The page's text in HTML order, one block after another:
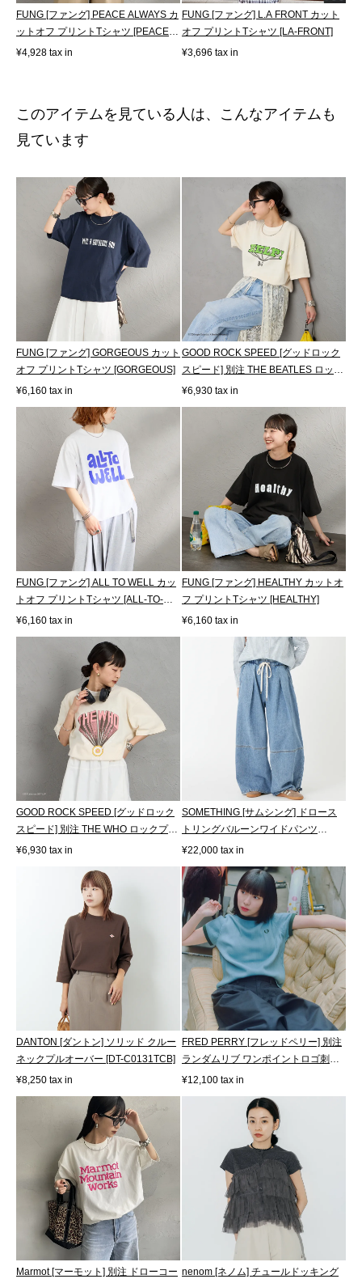
FUNG [ファング] PEACE ALWAYS カ
ットオフ プリントTシャツ [PEACE-
ALWAYS]
¥4,928 tax in
FUNG [ファング] L.A FRONT カット
オフ プリントTシャツ [LA-FRONT]
¥3,696 tax in
このアイテムを見ている人は、こんなアイテムも
見ています
FUNG [ファング] GORGEOUS カット
オフ プリントTシャツ [GORGEOUS]
¥6,160 tax in
GOOD ROCK SPEED [グッドロック
スピード] 別注 THE BEATLES ロック
プリント...
¥6,930 tax in
FUNG [ファング] ALL TO WELL カッ
トオフ プリントTシャツ [ALL-TO-
WELL]
¥6,160 tax in
FUNG [ファング] HEALTHY カットオ
フ プリントTシャツ [HEALTHY]
¥6,160 tax in
GOOD ROCK SPEED [グッドロック
スピード] 別注 THE WHO ロックプリ
ントTシ...
¥6,930 tax in
SOMETHING [サムシング] ドロース
トリングバルーンワイドパンツ
[SA1108]
¥22,000 tax in
DANTON [ダントン] ソリッド クルー
ネックプルオーバー [DT-C0131TCB]
¥8,250 tax in
FRED PERRY [フレッドペリー] 別注
ランダムリブ ワンポイントロゴ刺繍
リン...
¥12,100 tax in
Marmot [マーモット] 別注 ドローコー nenom [ネノム] チュールドッキング